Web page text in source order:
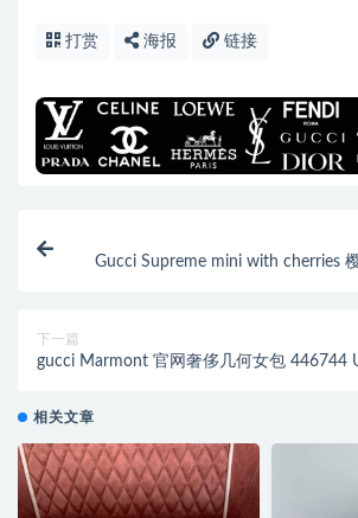
打赏 海报 链接
Gucci Supreme mini with cherries
下一篇
gucci Marmont 官网奢侈几何女包 446744
相关文章